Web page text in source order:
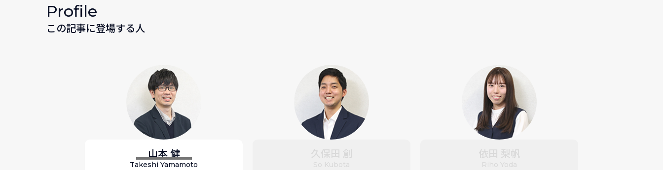
Profile
この記事に登場する人
山本 健
Takeshi Yamamoto